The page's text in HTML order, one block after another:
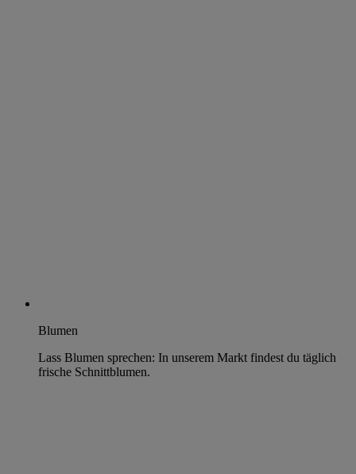
Blumen
Lass Blumen sprechen: In unserem Markt findest du täglich
frische Schnittblumen.